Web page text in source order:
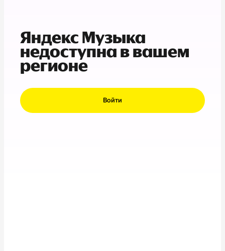
Яндекс Музыка
недоступна в вашем
регионе
Войти